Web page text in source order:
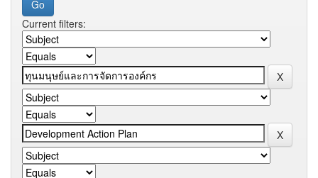
Current filters: